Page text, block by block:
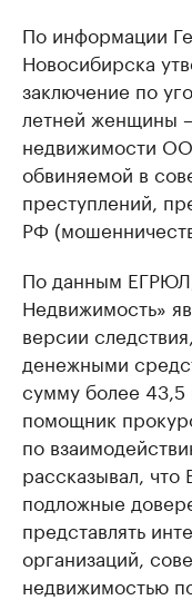
По информации
Новосибирска
заключение по
летней женщины
недвижимости
обвиняемой в
преступлений,
РФ
По данным
Недвижимость»
версии
денежными
сумму более
помощник
по
рассказывал, что
подложные
представлять
организаций,
недвижимостью